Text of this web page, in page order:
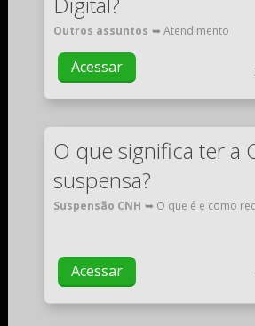
Outros assuntos ➥ Atendimento
Acessar
O que significa ter a
suspensa?
Suspensão CNH ➥ O que é e como
Acessar